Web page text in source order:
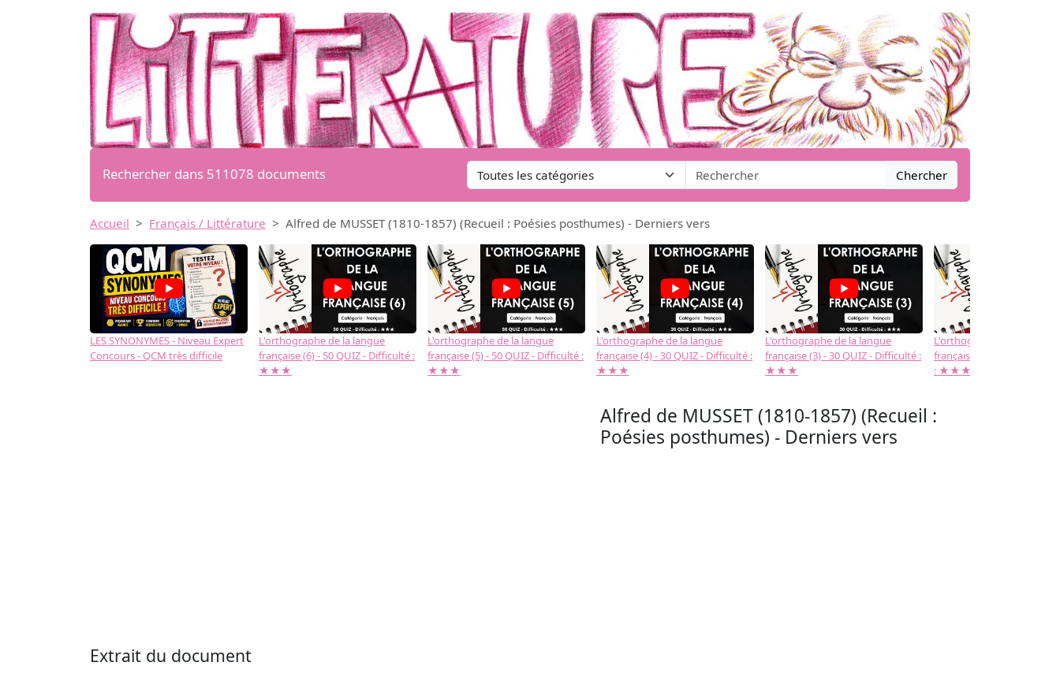
Rechercher dans 511078 documents Chercher
Accueil Français / Littérature Alfred de MUSSET (1810-1857) (Recueil : Poésies posthumes) - Derniers vers
LES SYNONYMES - Niveau Expert
Concours - QCM très difficile
L'orthographe de la langue
française (6) - 50 QUIZ - Difficulté :
★★★
L'orthographe de la langue
française (5) - 50 QUIZ - Difficulté :
★★★
L'orthographe de la langue
française (4) - 30 QUIZ - Difficulté :
★★★
L'orthographe de la langue
française (3) - 30 QUIZ - Difficulté :
★★★
L'orthographe de la langue
française (2) -( 20 QUIZ -
: ★★★
→
Alfred de MUSSET (1810-1857) (Recueil :
Poésies posthumes) - Derniers vers
Extrait du document